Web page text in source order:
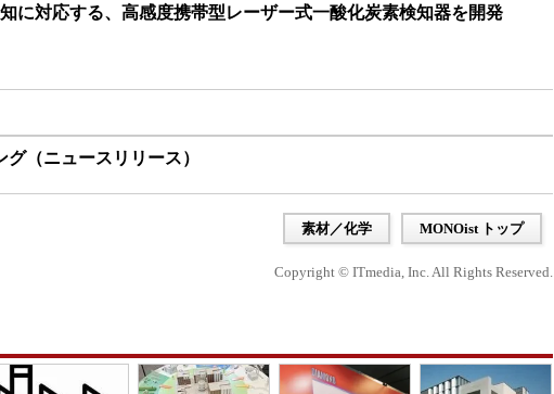
に対応する、高感度携帯型レーザー式一酸化炭素検知器を開発
（ニュースリリース）
素材／化学 MONOist トップ
Copyright © ITmedia, Inc. All Rights Reserved.